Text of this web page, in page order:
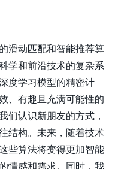
滑动匹配和智能推荐算
学和前沿技术的复杂系
度学习模型的精密计
、有趣且充满可能性的
们认识新朋友的方式，
结构。未来，随着技术
些算法将变得更加智能
情感和需求。同时，我